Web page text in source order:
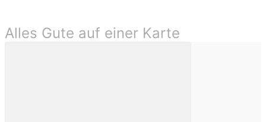
Alles Gute auf einer Karte